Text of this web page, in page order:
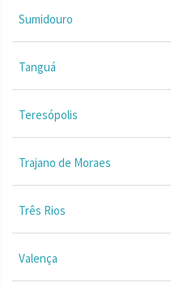
Sumidouro
Tanguá
Teresópolis
Trajano de Moraes
Três Rios
Valença